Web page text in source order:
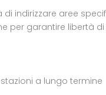
indirizzare aree
per garantire libertà
a lungo termine